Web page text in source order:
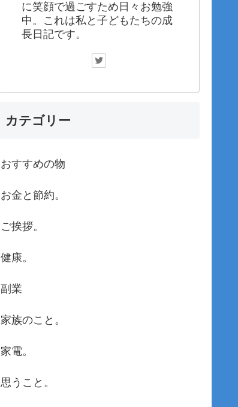
に笑顔で過ごすため日々お勉強
中。これは私と子どもたちの成
長日記です。
カテゴリー
おすすめの物
お金と節約。
ご挨拶。
健康。
副業
家族のこと。
家電。
思うこと。